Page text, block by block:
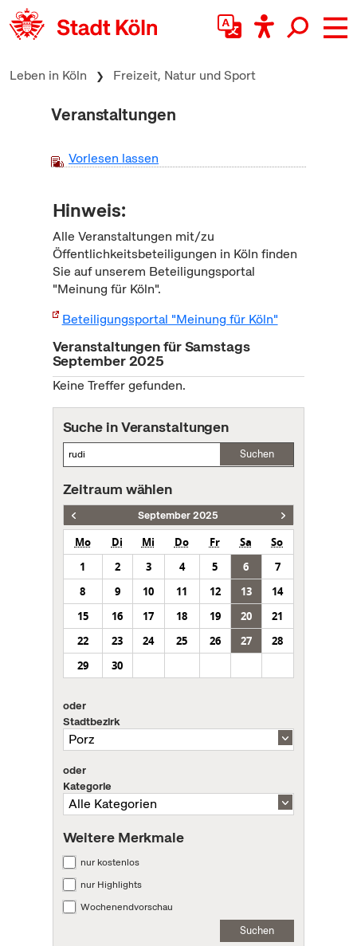
zum Inhalt springen
Leben in Köln Freizeit, Natur und Sport
Veranstaltungen
Vorlesen lassen
Hinweis:
Alle Veranstaltungen mit/zu
Öffentlichkeitsbeteiligungen in Köln finden
Sie auf unserem Beteiligungsportal
"Meinung für Köln".
Beteiligungsportal "Meinung für Köln"
Veranstaltungen für Samstags
September 2025
Keine Treffer gefunden.
Suche in Veranstaltungen
Suchen
Zeitraum wählen
September 2025
Mo Di Mi Do Fr Sa
So
1
2 3 4 5 6
7
8
9 10 11 12 13
14
15
16 17 18 19 20
21
22
23 24 25 26 27
28
29
30
oder
Stadtbezirk
oder
Kategorie
Weitere Merkmale
nur kostenlos
nur Highlights
Wochenendvorschau
Suchen